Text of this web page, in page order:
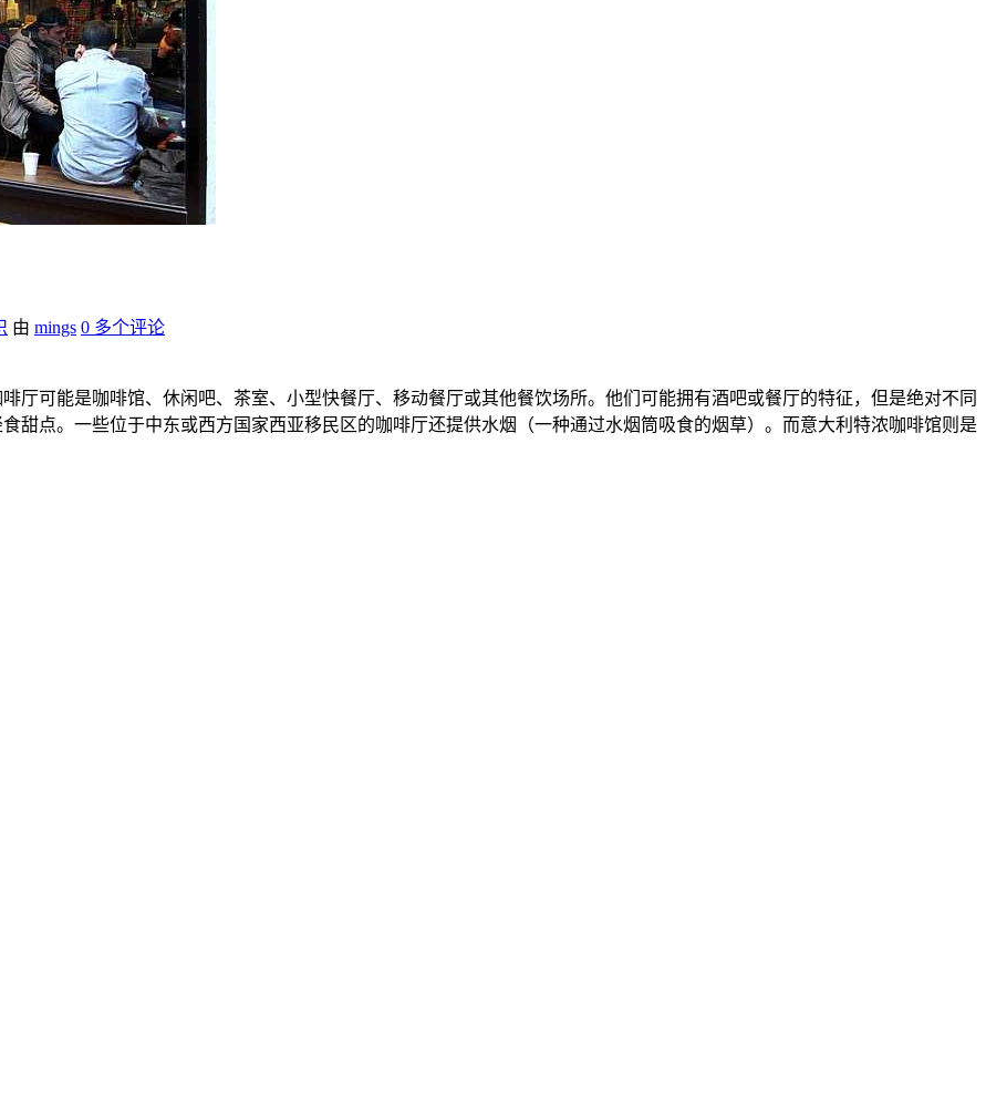
由 mings 0 多个评论
厅可能是咖啡馆、休闲吧、茶室、小型快餐厅、移动餐厅或其他餐饮场所。他们可能拥有酒吧或餐厅的特征，但是绝对不同
甜点。一些位于中东或西方国家西亚移民区的咖啡厅还提供水烟（一种通过水烟筒吸食的烟草）。而意大利特浓咖啡馆则是